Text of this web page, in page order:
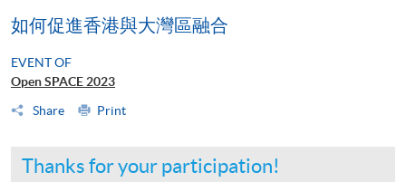
如何促進香港與大灣區融合
EVENT OF
Open SPACE 2023
Share
Print
Thanks for your participation!